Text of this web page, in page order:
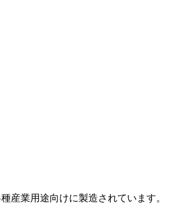
産業用途向けに製造されています。